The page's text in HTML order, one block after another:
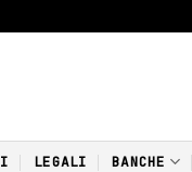
LEGALI BANCHE